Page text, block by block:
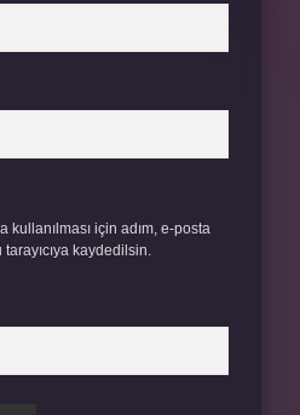
kullanılması için adım, e-posta
kaydedilsin.